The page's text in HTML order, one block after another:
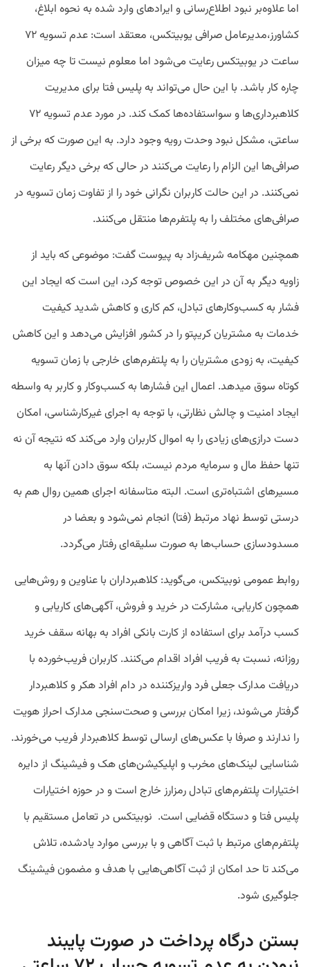
اما علاوه‌بر نبود اطلاع‌رسانی و ایرادهای وارد شده به نحوه ابلاغ،
کشاورز،مدیرعامل صرافی یوبیتکس، معتقد است: عدم تسویه ۷۲
ساعت در یوبیتکس رعایت می‌شود اما معلوم نیست تا چه میزان
چاره کار باشد. با این حال می‌تواند به پلیس فتا برای مدیریت
کلاهبرداری‌ها و سواستفاده‌ها کمک کند. در مورد عدم تسویه ۷۲
ساعتی، مشکل نبود وحدت رویه وجود دارد. به این صورت که برخی از
صرافی‌ها این الزام را رعایت می‌کنند در حالی که برخی دیگر رعایت
نمی‌کنند. در این حالت کاربران نگرانی خود را از تفاوت زمان تسویه‌ در
صرافی‌های مختلف را به پلتفرم‌ها منتقل می‌کنند.
همچنین مهکامه شریف‌زاد به پیوست گفت: موضوعی که باید از
زاویه دیگر به آن در این خصوص توجه کرد، این است که ایجاد این
فشار به کسب‌وکارهای تبادل، کم کاری و کاهش شدید کیفیت
خدمات به مشتریان کریپتو را در کشور افزایش می‌دهد و این کاهش
کیفیت، به زودی مشتریان را به پلتفرم‌های خارجی با زمان تسویه
کوتاه سوق میدهد. اعمال این فشارها به کسب‌وکار و کاربر به واسطه
ایجاد امنیت و چالش نظارتی، با توجه به اجرای غیرکارشناسی، امکان
دست درازی‌های زیادی را به اموال کاربران وارد می‌کند که نتیجه آن نه
تنها حفظ مال و سرمایه مردم نیست، بلکه سوق دادن آنها به
مسیرهای اشتباه‌تری است. البته متاسفانه اجرای همین روال هم به
درستی توسط نهاد مرتبط (فتا) انجام نمی‌شود و بعضا در
مسدودسازی حساب‌ها به صورت سلیقه‌ای رفتار می‌گردد.
روابط عمومی نوبیتکس، می‌گوید: کلاهبرداران با عناوین و روش‌هایی
همچون کاریابی، مشارکت در خرید و فروش، آگهی‌های کاریابی و
کسب درآمد برای استفاده از کارت بانکی افراد به بهانه سقف خرید
روزانه، نسبت به فریب افراد اقدام می‌کنند. کاربران فریب‎‌خورده با
دریافت مدارک جعلی فرد واریزکننده در دام افراد هکر و کلاهبردار
گرفتار می‌شوند، زیرا امکان بررسی و صحت‌سنجی مدارک احراز هویت
را ندارند و صرفا با عکس‌های ارسالی توسط کلاهبردار فریب می‌خورند.
شناسایی لینک‌های مخرب و اپلیکیشن‌های هک و فیشینگ از دایره
اختیارات پلتفرم‌های تبادل رمزارز خارج است و در حوزه اختیارات
پلیس فتا و دستگاه قضایی است. نوبیتکس در تعامل مستقیم با
پلتفرم‌های مرتبط با ثبت آگاهی و با بررسی موارد یادشده، تلاش
می‌کند تا حد امکان از ثبت آگاهی‌هایی با هدف و مضمون فیشینگ
جلوگیری شود.
بستن درگاه پرداخت در صورت پایبند